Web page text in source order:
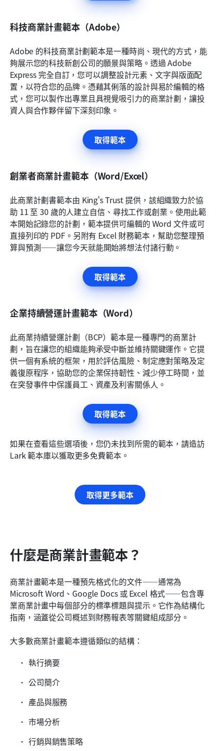
科技商業計畫範本（Adobe）
Adobe 的科技商業計劃範本是一種時尚、現代的方式，能
夠展示您的科技新創公司的願景與策略。透過 Adobe
Express 完全自訂，您可以調整設計元素、文字與版面配
置，以符合您的品牌。憑藉其俐落的設計與易於編輯的格
式，您可以製作出專業且具視覺吸引力的商業計劃，讓投
資人與合作夥伴留下深刻印象。
取得範本
創業者商業計畫範本（Word/Excel）
此商業計劃書範本由 King's Trust 提供，該組織致力於協
助 11 至 30 歲的人建立自信、尋找工作或創業。使用此範
本開始記錄您的計劃，範本提供可編輯的 Word 文件或可
直接列印的 PDF。另附有 Excel 財務範本，幫助您整理預
算與預測——讓您今天就能開始將想法付諸行動。
取得範本
企業持續營運計畫範本（Word）
此商業持續營運計劃（BCP）範本是一種專門的商業計
劃，旨在讓您的組織能夠承受中斷並維持關鍵運作。它提
供一個有系統的框架，用於評估風險、制定應對策略及定
義復原程序，協助您的企業保持韌性、減少停工時間，並
在突發事件中保護員工、資產及利害關係人。
取得範本
如果在查看這些選項後，您仍未找到所需的範本，請造訪
Lark 範本庫以獲取更多免費範本。
取得更多範本
什麼是商業計畫範本？
商業計畫範本是一種預先格式化的文件——通常為
Microsoft Word、Google Docs 或 Excel 格式——包含專
業商業計畫中每個部分的標準標題與提示。它作為結構化
指南，涵蓋從公司概述到財務報表等關鍵組成部分。
大多數商業計畫範本遵循類似的結構：
執行摘要
公司簡介
產品與服務
市場分析
行銷與銷售策略